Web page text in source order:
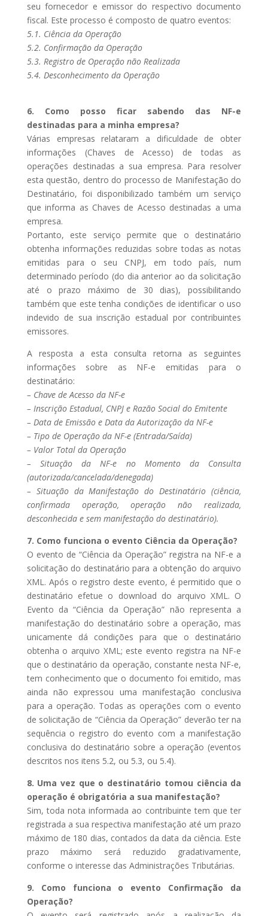
seu fornecedor e emissor do respectivo documento
fiscal. Este processo é composto de quatro eventos:
5.1. Ciência da Operação
5.2. Confirmação da Operação
5.3. Registro de Operação não Realizada
5.4. Desconhecimento da Operação
6. Como posso ficar sabendo das NF-e
destinadas para a minha empresa?
Várias empresas relataram a dificuldade de obter
informações (Chaves de Acesso) de todas as
operações destinadas a sua empresa. Para resolver
esta questão, dentro do processo de Manifestação do
Destinatário, foi disponibilizado também um serviço
que informa as Chaves de Acesso destinadas a uma
empresa.
Portanto, este serviço permite que o destinatário
obtenha informações reduzidas sobre todas as notas
emitidas para o seu CNPJ, em todo país, num
determinado período (do dia anterior ao da solicitação
até o prazo máximo de 30 dias), possibilitando
também que este tenha condições de identificar o uso
indevido de sua inscrição estadual por contribuintes
emissores.
A resposta a esta consulta retorna as seguintes
informações sobre as NF-e emitidas para o
destinatário:
– Chave de Acesso da NF-e
– Inscrição Estadual, CNPJ e Razão Social do Emitente
– Data de Emissão e Data da Autorização da NF-e
– Tipo de Operação da NF-e (Entrada/Saída)
– Valor Total da Operação
– Situação da NF-e no Momento da Consulta
(autorizada/cancelada/denegada)
– Situação da Manifestação do Destinatário (ciência,
confirmada operação, operação não realizada,
desconhecida e sem manifestação do destinatário).
7. Como funciona o evento Ciência da Operação?
O evento de “Ciência da Operação” registra na NF-e a
solicitação do destinatário para a obtenção do arquivo
XML. Após o registro deste evento, é permitido que o
destinatário efetue o download do arquivo XML. O
Evento da “Ciência da Operação” não representa a
manifestação do destinatário sobre a operação, mas
unicamente dá condições para que o destinatário
obtenha o arquivo XML; este evento registra na NF-e
que o destinatário da operação, constante nesta NF-e,
tem conhecimento que o documento foi emitido, mas
ainda não expressou uma manifestação conclusiva
para a operação. Todas as operações com o evento
de solicitação de “Ciência da Operação” deverão ter na
sequência o registro do evento com a manifestação
conclusiva do destinatário sobre a operação (eventos
descritos nos itens 5.2, ou 5.3, ou 5.4).
8. Uma vez que o destinatário tomou ciência da
operação é obrigatória a sua manifestação?
Sim, toda nota informada ao contribuinte tem que ter
registrada a sua respectiva manifestação até um prazo
máximo de 180 dias, contados da data da ciência. Este
prazo máximo será reduzido gradativamente,
conforme o interesse das Administrações Tributárias.
9. Como funciona o evento Confirmação da
Operação?